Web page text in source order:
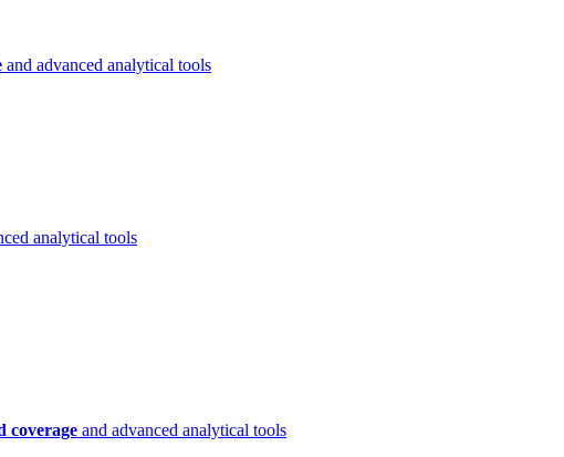
and advanced analytical tools
analytical tools
coverage and advanced analytical tools